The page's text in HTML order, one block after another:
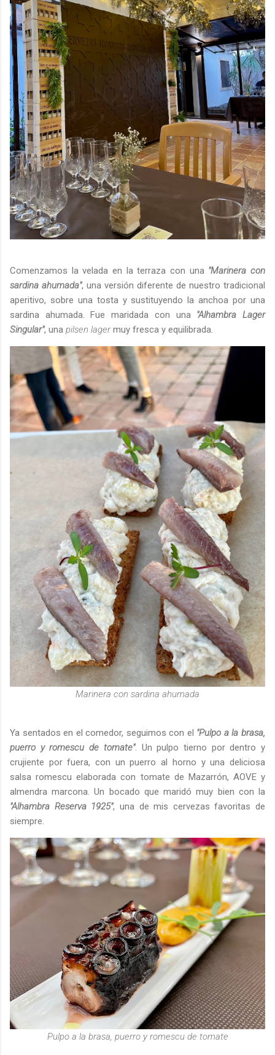
Comenzamos la velada en la terraza con una "Marinera con
sardina ahumada", una versión diferente de nuestro tradicional
aperitivo, sobre una tosta y sustituyendo la anchoa por una
sardina ahumada. Fue maridada con una "Alhambra Lager
Singular", una pilsen lagermuy fresca y equilibrada.
Marinera con sardina ahumada
Ya sentados en el comedor, seguimos con el "Pulpo a la brasa,
puerro y romescu de tomate". Un pulpo tierno por dentro y
crujiente por fuera, con un puerro al horno y una deliciosa
salsa romescu elaborada con tomate de Mazarrón, AOVE y
almendra marcona. Un bocado que maridó muy bien con la
"Alhambra Reserva 1925", una de mis cervezas favoritas de
siempre.
Pulpo a la brasa, puerro y romescu de tomate